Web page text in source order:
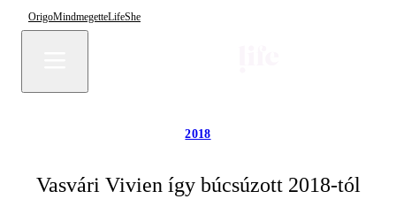
OrigoMindmegetteLifeShe
2018
Vasvári Vivien így búcsúzott 2018-tól